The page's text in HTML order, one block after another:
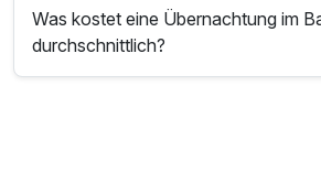
Was kostet eine Übernachtung im
durchschnittlich?